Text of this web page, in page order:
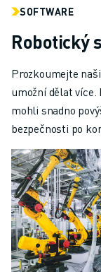
SOFTWARE
Robotický
Prozkoumejte
umožní dělat
mohli snadno
bezpečnosti po